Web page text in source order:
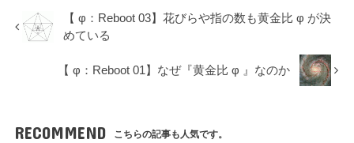
【 φ：Reboot 03】花びらや指の数も黄金比 φ が決
めている
【 φ：Reboot 01】なぜ『黄金比 φ 』なのか
RECOMMEND こちらの記事も人気です。